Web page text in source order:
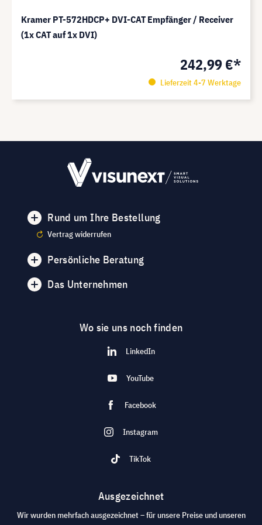
Kramer PT-572HDCP+ DVI-CAT Empfänger / Receiver
(1x CAT auf 1x DVI)
242,99 €*
Lieferzeit 4-7 Werktage
Rund um Ihre Bestellung
Vertrag widerrufen
Persönliche Beratung
Das Unternehmen
Wo sie uns noch finden
LinkedIn
YouTube
Facebook
Instagram
TikTok
Ausgezeichnet
Wir wurden mehrfach ausgezeichnet – für unsere Preise und unseren